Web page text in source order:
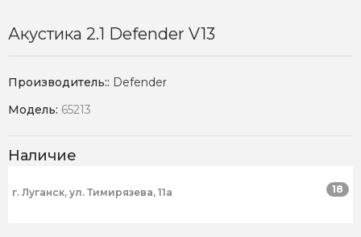
Акустика 2.1 Defender V13
Производитель:: Defender
Модель: 65213
Наличие
г. Луганск, ул. Тимирязева, 11а 18